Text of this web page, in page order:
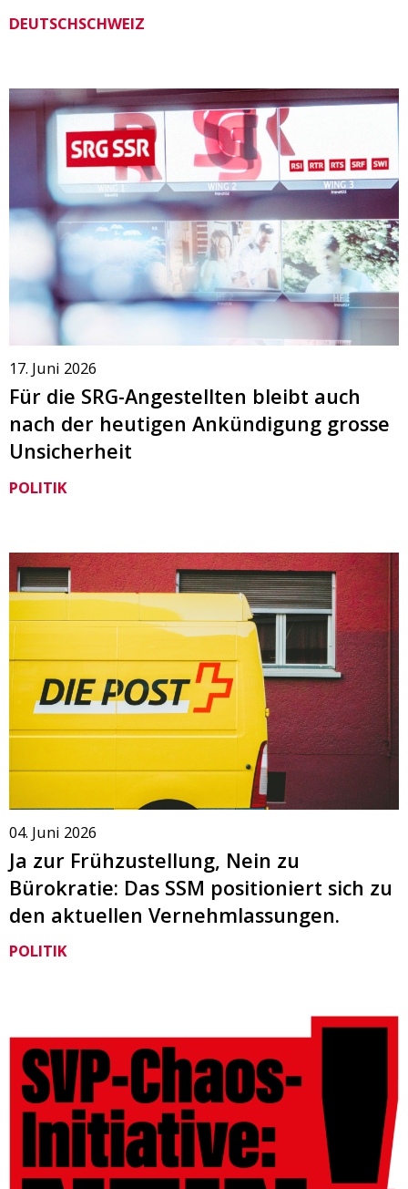
DEUTSCHSCHWEIZ
17. Juni 2026
Für die SRG-Angestellten bleibt auch
nach der heutigen Ankündigung grosse
Unsicherheit
POLITIK
04. Juni 2026
Ja zur Frühzustellung, Nein zu
Bürokratie: Das SSM positioniert sich zu
den aktuellen Vernehmlassungen.
POLITIK